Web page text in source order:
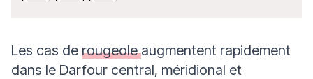
Les cas de rougeoleaugmentent rapidement
dans le Darfour central, méridional et